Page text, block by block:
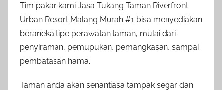
Tim pakar kami Jasa Tukang Taman Riverfront
Urban Resort Malang Murah #1 bisa menyediakan
beraneka tipe perawatan taman, mulai dari
penyiraman, pemupukan, pemangkasan, sampai
pembatasan hama.
Taman anda akan senantiasa tampak segar dan